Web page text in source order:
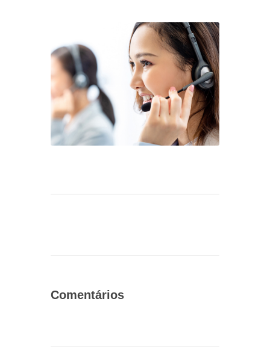
Comentários